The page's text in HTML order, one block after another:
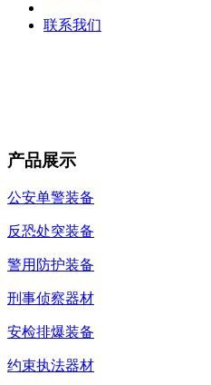
联系我们
产品展示
公安单警装备
反恐处突装备
警用防护装备
刑事侦察器材
安检排爆装备
约束执法器材